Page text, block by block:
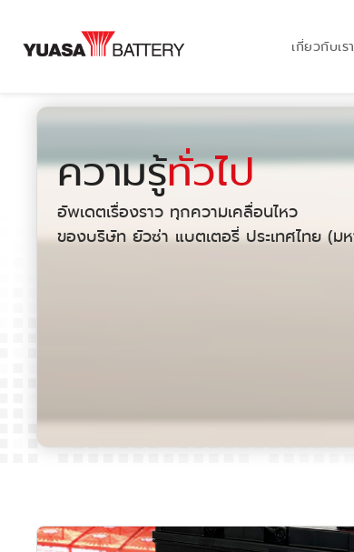
เกี่ยวกับเรา
ความรู้ทั่วไป
อัพเดตเรื่องราว ทุกความเคลื่อนไหว
ของบริษัท ยัวซ่า แบตเตอรี่ ประเทศไทย (ม